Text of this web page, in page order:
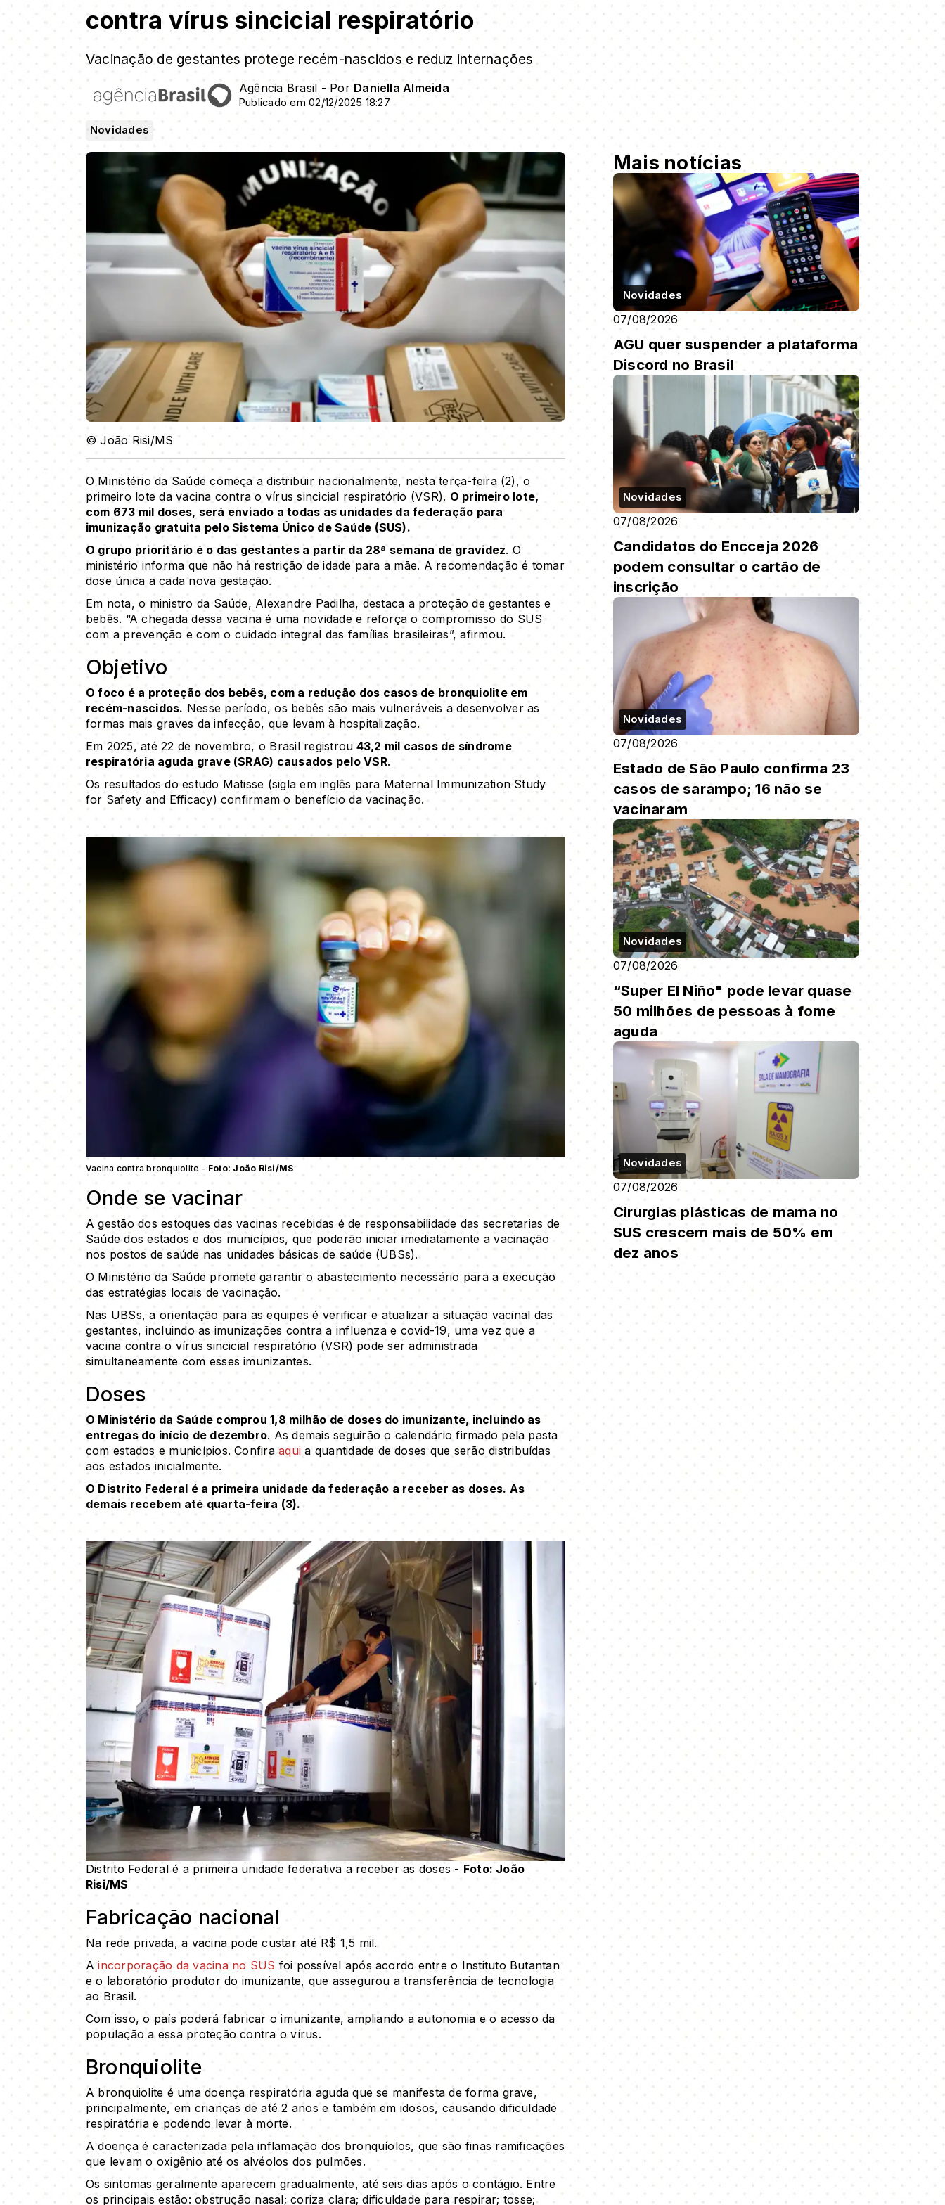
contra vírus sincicial respiratório
Vacinação de gestantes protege recém-nascidos e reduz internações
Agência Brasil - Por Daniella Almeida
Publicado em 02/12/2025 18:27
Novidades
© João Risi/MS
O Ministério da Saúde começa a distribuir nacionalmente, nesta terça-feira (2), o
primeiro lote da vacina contra o vírus sincicial respiratório (VSR). O primeiro lote,
com 673 mil doses, será enviado a todas as unidades da federação para
imunização gratuita pelo Sistema Único de Saúde (SUS).
O grupo prioritário é o das gestantes a partir da 28ª semana de gravidez. O
ministério informa que não há restrição de idade para a mãe. A recomendação é tomar
dose única a cada nova gestação.
Em nota, o ministro da Saúde, Alexandre Padilha, destaca a proteção de gestantes e
bebês. “A chegada dessa vacina é uma novidade e reforça o compromisso do SUS
com a prevenção e com o cuidado integral das famílias brasileiras”, afirmou.
Objetivo
O foco é a proteção dos bebês, com a redução dos casos de bronquiolite em
recém-nascidos. Nesse período, os bebês são mais vulneráveis a desenvolver as
formas mais graves da infecção, que levam à hospitalização.
Em 2025, até 22 de novembro, o Brasil registrou 43,2 mil casos de síndrome
respiratória aguda grave (SRAG) causados pelo VSR.
Os resultados do estudo Matisse (sigla em inglês para Maternal Immunization Study
for Safety and Efficacy) confirmam o benefício da vacinação.
Vacina contra bronquiolite - Foto: João Risi/MS
Onde se vacinar
A gestão dos estoques das vacinas recebidas é de responsabilidade das secretarias de
Saúde dos estados e dos municípios, que poderão iniciar imediatamente a vacinação
nos postos de saúde nas unidades básicas de saúde (UBSs).
O Ministério da Saúde promete garantir o abastecimento necessário para a execução
das estratégias locais de vacinação.
Nas UBSs, a orientação para as equipes é verificar e atualizar a situação vacinal das
gestantes, incluindo as imunizações contra a influenza e covid-19, uma vez que a
vacina contra o vírus sincicial respiratório (VSR) pode ser administrada
simultaneamente com esses imunizantes.
Doses
O Ministério da Saúde comprou 1,8 milhão de doses do imunizante, incluindo as
entregas do início de dezembro. As demais seguirão o calendário firmado pela pasta
com estados e municípios. Confiraaqui a quantidade de doses que serão distribuídas
aos estados inicialmente.
O Distrito Federal é a primeira unidade da federação a receber as doses. As
demais recebem até quarta-feira (3).
Distrito Federal é a primeira unidade federativa a receber as doses - Foto: João
Risi/MS
Fabricação nacional
Na rede privada, a vacina pode custar até R$ 1,5 mil.
Aincorporação da vacina no SUS foi possível após acordo entre o Instituto Butantan
e o laboratório produtor do imunizante, que assegurou a transferência de tecnologia
ao Brasil.
Com isso, o país poderá fabricar o imunizante, ampliando a autonomia e o acesso da
população a essa proteção contra o vírus.
Bronquiolite
A bronquiolite é uma doença respiratória aguda que se manifesta de forma grave,
principalmente, em crianças de até 2 anos e também em idosos, causando dificuldade
respiratória e podendo levar à morte.
A doença é caracterizada pela inflamação dos bronquíolos, que são finas ramificações
que levam o oxigênio até os alvéolos dos pulmões.
Os sintomas geralmente aparecem gradualmente, até seis dias após o contágio. Entre
os principais estão: obstrução nasal; coriza clara; dificuldade para respirar; tosse;
Mais notícias
Novidades
07/08/2026
AGU quer suspender a plataforma
Discord no Brasil
Novidades
07/08/2026
Candidatos do Encceja 2026
podem consultar o cartão de
inscrição
Novidades
07/08/2026
Estado de São Paulo confirma 23
casos de sarampo; 16 não se
vacinaram
Novidades
07/08/2026
“Super El Niño" pode levar quase
50 milhões de pessoas à fome
aguda
Novidades
07/08/2026
Cirurgias plásticas de mama no
SUS crescem mais de 50% em
dez anos